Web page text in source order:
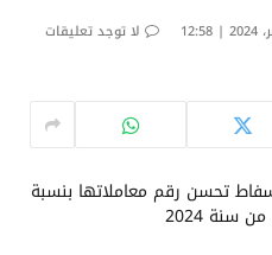
لا توجد تعليقات